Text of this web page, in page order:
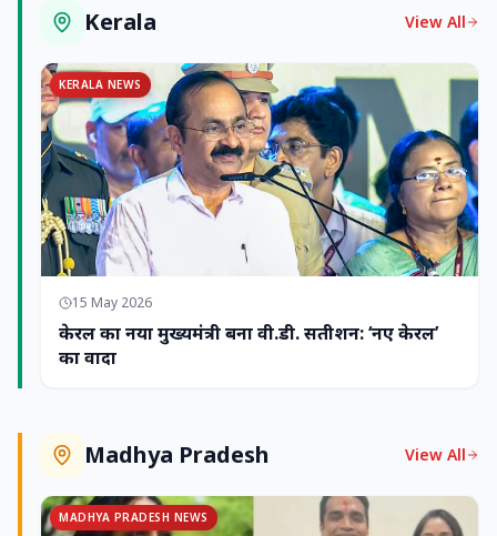
Kerala View All
KERALA NEWS
15 May 2026
केरल का नया मुख्यमंत्री बना वी.डी. सतीशन: ‘नए केरल’
का वादा
Madhya Pradesh View All
MADHYA PRADESH NEWS